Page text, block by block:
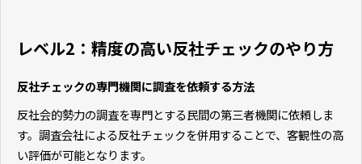
レベル2：精度の高い反社チェックのやり方
反社チェックの専門機関に調査を依頼する方法
反社会的勢力の調査を専門とする民間の第三者機関に依頼しま
す。調査会社による反社チェックを併用することで、客観性の高
い評価が可能となります。